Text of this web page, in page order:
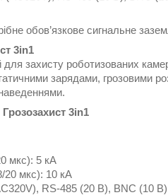
обов’язкове сигнальне
3in1
для захисту роботизованих
зарядами, грозовими
3in1
мкс): 5 кА
20 мкс): 10 кА
RS-485 (20 В), BNC (10 В)